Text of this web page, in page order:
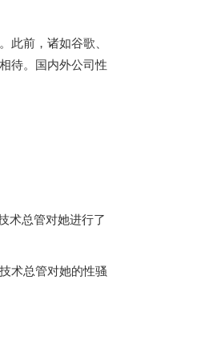
前，诸如谷歌、
待。国内外公司性
术总管对她进行了
术总管对她的性骚